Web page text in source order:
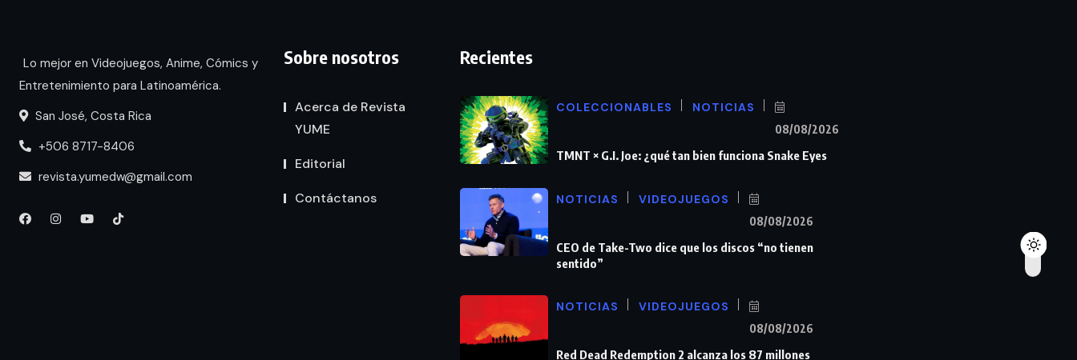
Lo mejor en Videojuegos, Anime, Cómics y
Entretenimiento para Latinoamérica.
San José, Costa Rica
+506 8717-8406
revista.yumedw@gmail.com
Sobre nosotros
Acerca de Revista
YUME
Editorial
Contáctanos
Recientes
COLECCIONABLES NOTICIAS
08/08/2026
TMNT × G.I. Joe: ¿qué tan bien funciona Snake Eyes
NOTICIAS VIDEOJUEGOS
08/08/2026
CEO de Take-Two dice que los discos “no tienen
sentido”
NOTICIAS VIDEOJUEGOS
08/08/2026
Red Dead Redemption 2 alcanza los 87 millones